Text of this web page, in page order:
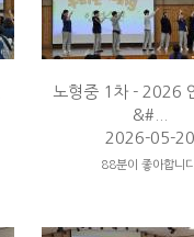
노형중 1차 - 2026
&#...
2026-05-
88분이 좋아합니